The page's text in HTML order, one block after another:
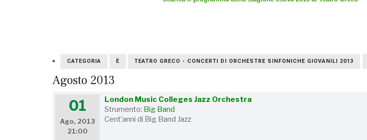
CATEGORIA È TEATRO GRECO - CONCERTI DI ORCHESTRE SINFONICHE GIOVANILI 2013
Agosto 2013
01
Ago, 2013
21:00
London Music Colleges Jazz Orchestra
Strumento: Big Band
Cent’anni di Big Band Jazz